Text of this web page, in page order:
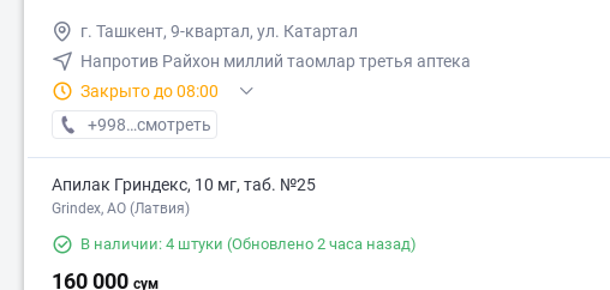
г. Ташкент, 9-квартал, ул. Катартал
Напротив Райхон миллий таомлар третья аптека
Закрыто до 08:00
+998 (97) XXX-XX-XX
смотреть
Апилак Гриндекс, 10 мг, таб. №25
Grindex, АО (Латвия)
В наличии: 4 штуки (Обновлено 2 часа назад)
160 000 сум